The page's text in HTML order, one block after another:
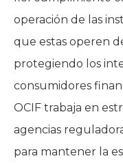
operación de las
que estas operen
protegiendo los
consumidores
OCIF trabaja en
agencias
para mantener la